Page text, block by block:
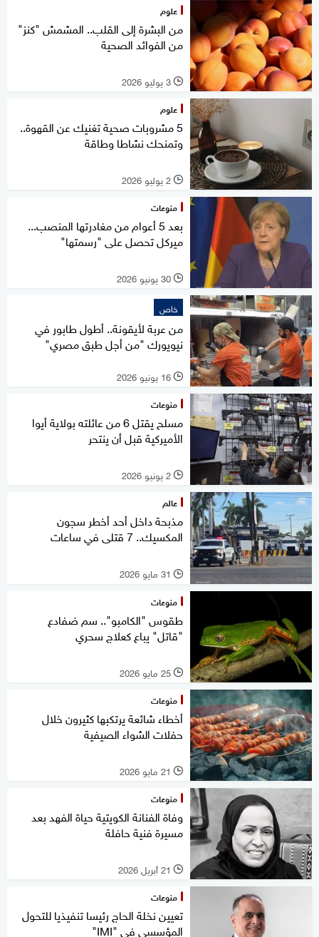
علوم
من البشرة إلى القلب.. المشمش "كنز"
من الفوائد الصحية
l 3 يوليو 2026
علوم
5 مشروبات صحية تغنيك عن القهوة..
وتمنحك نشاطا وطاقة
l 2 يوليو 2026
منوعات
بعد 5 أعوام من مغادرتها المنصب...
ميركل تحصل على "رسمتها"
l 30 يونيو 2026
خاص
من عربة لأيقونة.. أطول طابور في
نيويورك "من أجل طبق مصري"
l 16 يونيو 2026
منوعات
مسلح يقتل 6 من عائلته بولاية أيوا
الأميركية قبل أن ينتحر
l 2 يونيو 2026
عالم
مذبحة داخل أحد أخطر سجون
المكسيك.. 7 قتلى في ساعات
l 31 مايو 2026
منوعات
طقوس "الكامبو".. سم ضفادع
"قاتل" يباع كعلاج سحري
l 25 مايو 2026
منوعات
أخطاء شائعة يرتكبها كثيرون خلال
حفلات الشواء الصيفية
l 21 مايو 2026
منوعات
وفاة الفنانة الكويتية حياة الفهد بعد
مسيرة فنية حافلة
l 21 أبريل 2026
منوعات
تعيين نخلة الحاج رئيسا تنفيذيا للتحول
المؤسسي في "IMI"